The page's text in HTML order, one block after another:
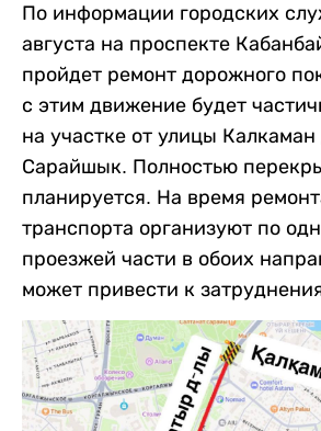
По информации городских
августа на проспекте
пройдет ремонт дорожного
с этим движение будет
на участке от улицы
Сарайшык. Полностью
планируется. На время
транспорта организуют по
проезжей части в обоих
может привести к